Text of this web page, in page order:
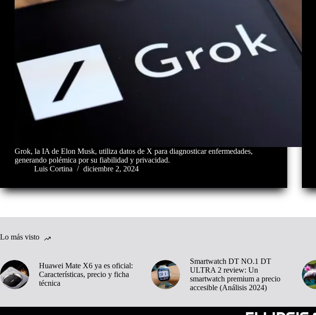
Grok, la IA de Elon Musk, utiliza datos de X para diagnosticar enfermedades,
generando polémica por su fiabilidad y privacidad.
Luis Cortina
diciembre 2, 2024
Lo más visto
Huawei Mate X6 ya es oficial:
Características, precio y ficha
técnica
Smartwatch DT NO.1 DT
ULTRA 2 review: Un
smartwatch premium a precio
accesible (Análisis 2024)